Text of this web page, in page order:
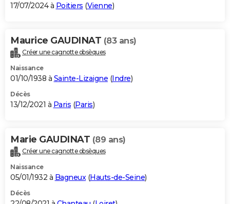
S'inscrire
Se connecter
Lycées
Collèges
Primaires
Universités
Entreprises
Service militaire
Avis de recherche
AVIS DE DÉCÈS
Bricolage
Lifestyle
Culture
Sport
Auto
Television
Voyage
Cinema
17/07/2024 à Poitiers (Vienne)
Maurice GAUDINAT (83 ans)
Créer une cagnotte obsèques
Naissance
01/10/1938 à Sainte-Lizaigne (Indre)
Décès
13/12/2021 à Paris (Paris)
Marie GAUDINAT (89 ans)
Créer une cagnotte obsèques
Naissance
05/01/1932 à Bagneux (Hauts-de-Seine)
Décès